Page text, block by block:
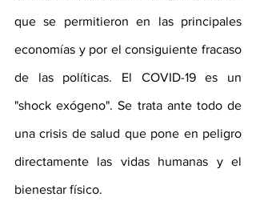
que se permitieron en las principales
economías y por el consiguiente fracaso
de las políticas. El COVID-19 es un
"shock exógeno". Se trata ante todo de
una crisis de salud que pone en peligro
directamente las vidas humanas y el
bienestar físico.